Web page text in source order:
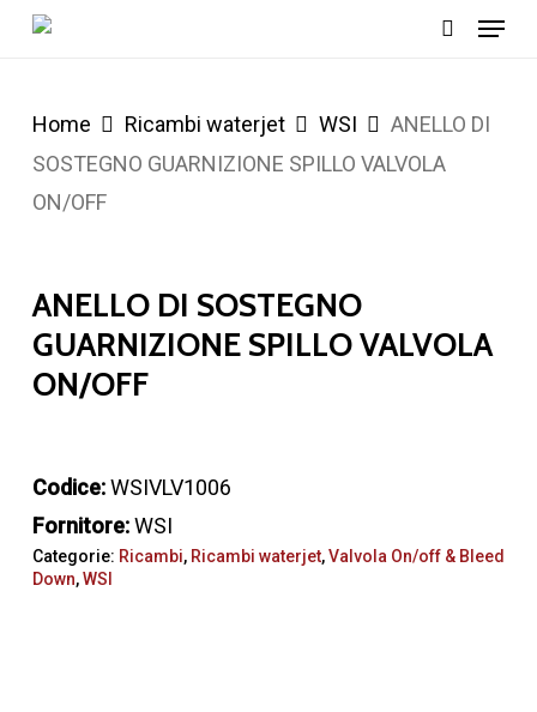
Skip
content
Menu
Home Ricambi waterjet WSI
ANELLO DI
SOSTEGNO GUARNIZIONE SPILLO VALVOLA
ON/OFF
ANELLO DI SOSTEGNO
GUARNIZIONE SPILLO VALVOLA
ON/OFF
Codice:WSIVLV1006
Fornitore:WSI
Categorie: Ricambi, Ricambi waterjet,Valvola On/off & Bleed
Down,WSI